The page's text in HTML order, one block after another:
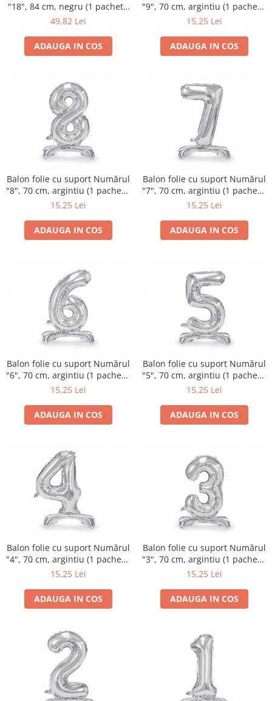
"18", 84 cm, negru (1 pachet /
1 buc.)
49,82 Lei
ADAUGA IN COS
"9", 70 cm, argintiu (1 pachet /
1 buc.)
15,25 Lei
ADAUGA IN COS
Balon folie cu suport Numărul
"8", 70 cm, argintiu (1 pachet /
1 buc.)
15,25 Lei
ADAUGA IN COS
Balon folie cu suport Numărul
"7", 70 cm, argintiu (1 pachet /
1 buc.)
15,25 Lei
ADAUGA IN COS
Balon folie cu suport Numărul
"6", 70 cm, argintiu (1 pachet /
1 buc.)
15,25 Lei
ADAUGA IN COS
Balon folie cu suport Numărul
"5", 70 cm, argintiu (1 pachet /
1 buc.)
15,25 Lei
ADAUGA IN COS
Balon folie cu suport Numărul
"4", 70 cm, argintiu (1 pachet /
1 buc.)
15,25 Lei
ADAUGA IN COS
Balon folie cu suport Numărul
"3", 70 cm, argintiu (1 pachet /
1 buc.)
15,25 Lei
ADAUGA IN COS